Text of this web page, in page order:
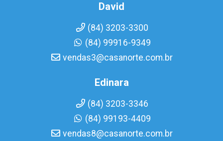
David
(84) 3203-3300
(84) 99916-9349
vendas3@casanorte.com.br
Edinara
(84) 3203-3346
(84) 99193-4409
vendas8@casanorte.com.br